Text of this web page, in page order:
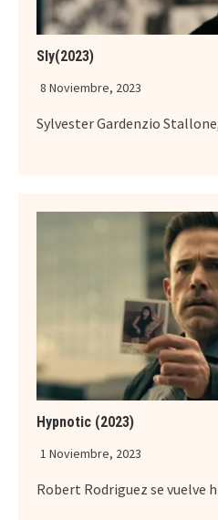
Sly(2023)
8 Noviembre, 2023
Sylvester Gardenzio
Hypnotic (2023)
1 Noviembre, 2023
Robert Rodriguez se vuelve